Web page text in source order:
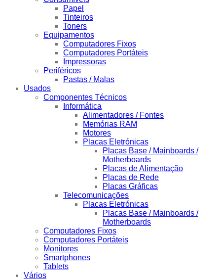
Papel
Tinteiros
Toners
Equipamentos
Computadores Fixos
Computadores Portáteis
Impressoras
Periféricos
Pastas / Malas
Usados
Componentes Técnicos
Informática
Alimentadores / Fontes
Memórias RAM
Motores
Placas Eletrónicas
Placas Base / Mainboards /
Motherboards
Placas de Alimentação
Placas de Rede
Placas Gráficas
Telecomunicações
Placas Eletrónicas
Placas Base / Mainboards /
Motherboards
Computadores Fixos
Computadores Portáteis
Monitores
Smartphones
Tablets
Vários